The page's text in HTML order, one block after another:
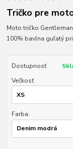
Tričko pre
Moto tričko
100% bavlna guľatý
Dostupnosť
Veľkosť
Farba: